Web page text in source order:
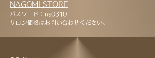
NAGOMI STORE
パスワード：ns0310
サロン価格はお問い合わせください。